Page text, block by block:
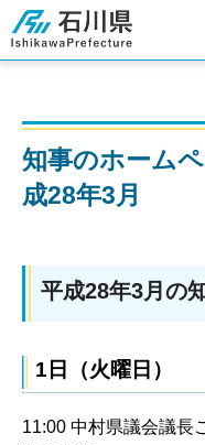
石川県
知事のホーム
成28年3月
平成28年3月の
1日（火曜日）
11:00 中村県議会議長